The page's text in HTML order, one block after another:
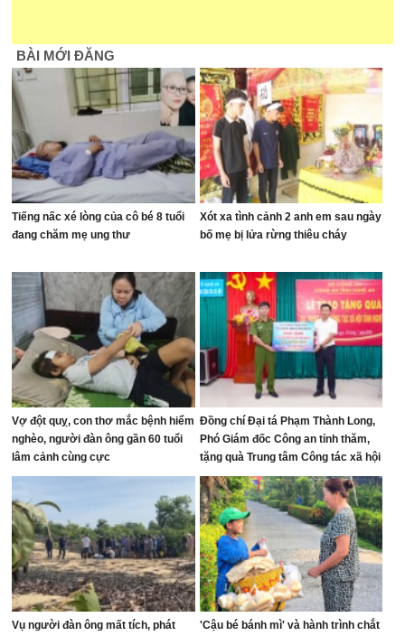
BÀI MỚI ĐĂNG
Tiếng nấc xé lòng của cô bé 8 tuổi
đang chăm mẹ ung thư
Xót xa tình cảnh 2 anh em sau ngày
bố mẹ bị lửa rừng thiêu cháy
Vợ đột quỵ, con thơ mắc bệnh hiểm
nghèo, người đàn ông gần 60 tuổi
lâm cảnh cùng cực
Đồng chí Đại tá Phạm Thành Long,
Phó Giám đốc Công an tỉnh thăm,
tặng quà Trung tâm Công tác xã hội
tỉnh
Vụ người đàn ông mất tích, phát
'Cậu bé bánh mì' và hành trình chắt